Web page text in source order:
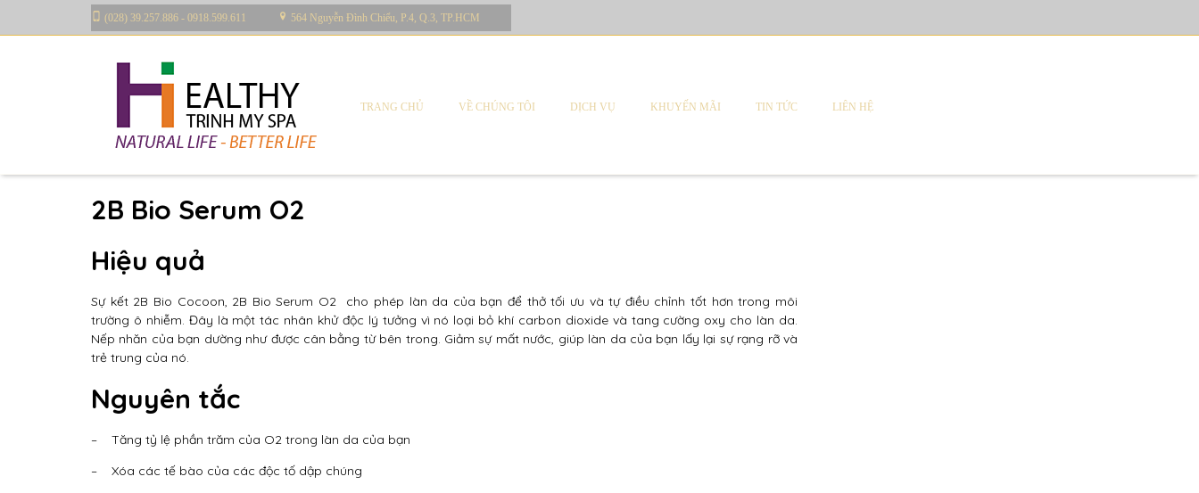
(028) 39.257.886 - 0918.599.611 564 Nguyễn Đình Chiểu, P.4, Q.3, TP.HCM
TRANG CHỦ VỀ CHÚNG TÔI DỊCH VỤ KHUYẾN MÃI TIN TỨC LIÊN HỆ
2B Bio Serum O2
Hiệu quả
Sự kết 2B Bio Cocoon, 2B Bio Serum O2 cho phép làn da của bạn để thở tối ưu và tự điều chỉnh tốt hơn trong môi
trường ô nhiễm. Đây là một tác nhân khử độc lý tưởng vì nó loại bỏ khí carbon dioxide và tang cường oxy cho làn da.
Nếp nhăn của bạn dường như được cân bằng từ bên trong. Giảm sự mất nước, giúp làn da của bạn lấy lại sự rạng rỡ và
trẻ trung của nó.
Nguyên tắc
– Tăng tỷ lệ phần trăm của O2 trong làn da của bạn
– Xóa các tế bào của các độc tố dập chúng